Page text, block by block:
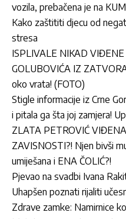
vozila, prebačena je na KUM
Kako zaštititi djecu od
stresa
ISPLIVALE NIKAD
GOLUBOVIĆA IZ
oko vrata! (FOTO)
Stigle informacije iz Crne
i pitala ga šta joj zamjera!
ZLATA PETROVIĆ
ZAVISNOSTI?! Njen bivši
umiješana i ENA ČOLIĆ?!
Pjevao na svadbi Ivana
Uhapšen poznati rijaliti
Zdrave zamke: Namirnice